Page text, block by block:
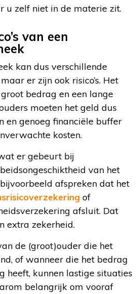
u zelf niet in de materie zit.
van een
kan dus verschillende
er zijn ook risico’s. Het
bedrag en een lange
moeten het geld dus
en genoeg financiële buffer
kosten.
er gebeurt bij
van het
afspreken dat het
of
afsluit. Dat
extra zekerheid.
de (groot)ouder die het
of wanneer die het bedrag
heeft, kunnen lastige situaties
belangrijk om vooraf